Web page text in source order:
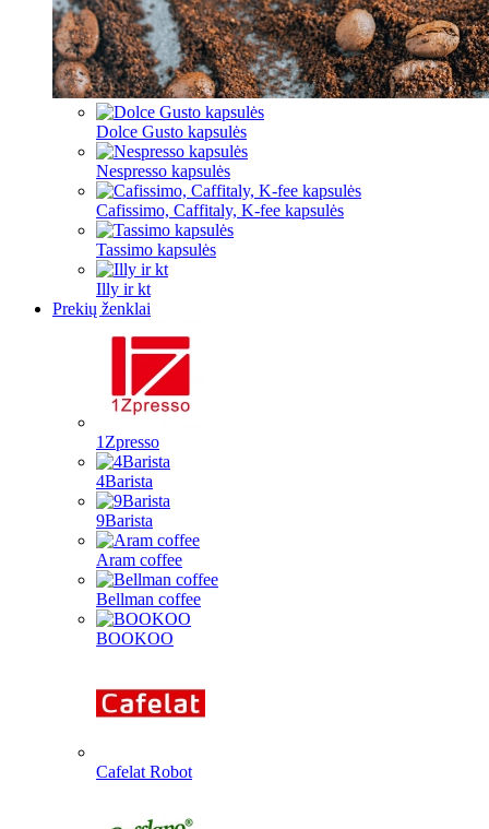
Dolce Gusto kapsulės
Nespresso kapsulės
Cafissimo, Caffitaly, K-fee kapsulės
Tassimo kapsulės
Illy ir kt
Prekių ženklai
1Zpresso
4Barista
9Barista
Aram coffee
Bellman coffee
BOOKOO
Cafelat Robot